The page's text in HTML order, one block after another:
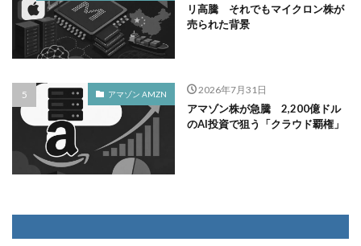
リ高騰 それでもマイクロン株が
売られた背景
アマゾン AMZN 2026年7月31日
アマゾン株が急騰 2,200億ドル
のAI投資で狙う「クラウド覇権」